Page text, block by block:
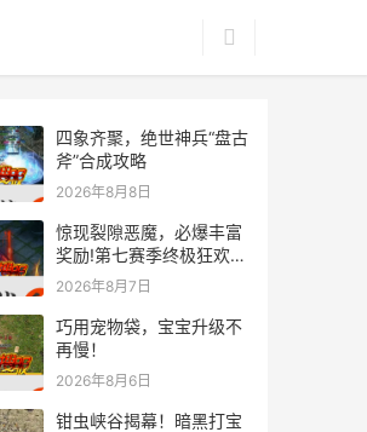
四象齐聚，绝世神兵“盘古
斧”合成攻略
2026年8月8日
惊现裂隙恶魔，必爆丰富
奖励!第七赛季终极狂欢来
袭
2026年8月7日
巧用宠物袋，宝宝升级不
再慢！
2026年8月6日
钳虫峡谷揭幕！暗黑打宝